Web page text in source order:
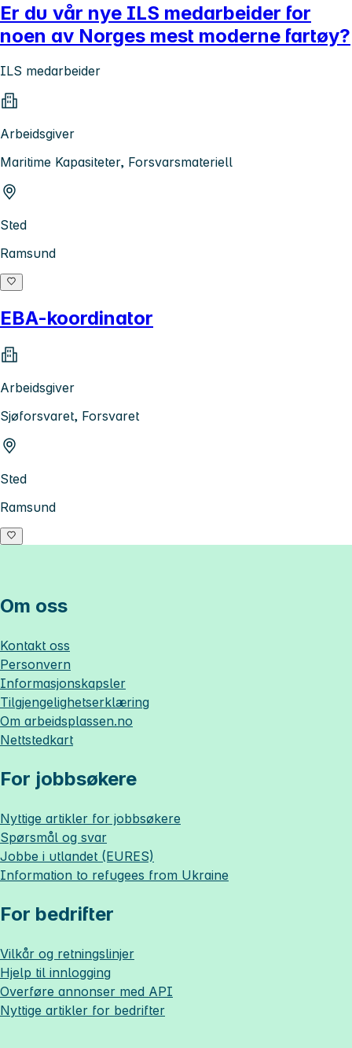
Er du vår nye ILS medarbeider for
noen av Norges mest moderne fartøy?
ILS medarbeider
Arbeidsgiver
Maritime Kapasiteter, Forsvarsmateriell
Sted
Ramsund
EBA-koordinator
Arbeidsgiver
Sjøforsvaret, Forsvaret
Sted
Ramsund
Om oss
Kontakt oss
Personvern
Informasjonskapsler
Tilgjengelighetserklæring
Om arbeidsplassen.no
Nettstedkart
For jobbsøkere
Nyttige artikler for jobbsøkere
Spørsmål og svar
Jobbe i utlandet (EURES)
Information to refugees from Ukraine
For bedrifter
Vilkår og retningslinjer
Hjelp til innlogging
Overføre annonser med API
Nyttige artikler for bedrifter